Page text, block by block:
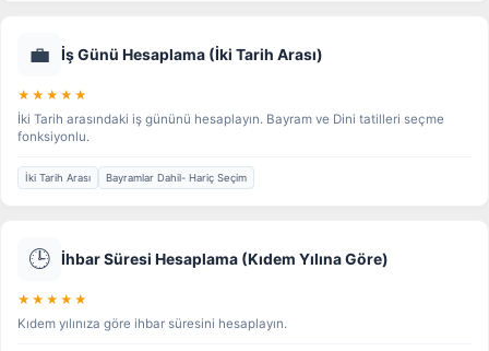
💼 İş Günü Hesaplama (İki Tarih Arası)
★★★★★
İki Tarih arasındaki iş gününü hesaplayın. Bayram ve Dini tatilleri seçme
fonksiyonlu.
İki Tarih Arası Bayramlar Dahil- Hariç Seçim
🕒 İhbar Süresi Hesaplama (Kıdem Yılına Göre)
★★★★★
Kıdem yılınıza göre ihbar süresini hesaplayın.